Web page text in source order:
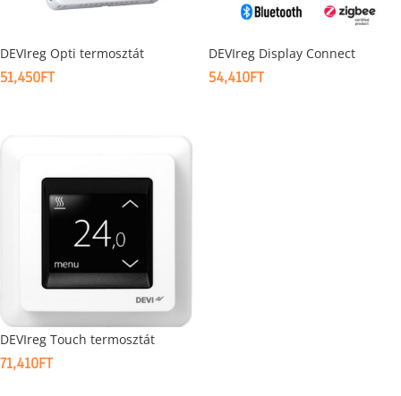
DEVIreg Opti termosztát
51,450FT
DEVIreg Display Connect
54,410FT
DEVIreg Touch termosztát
71,410FT